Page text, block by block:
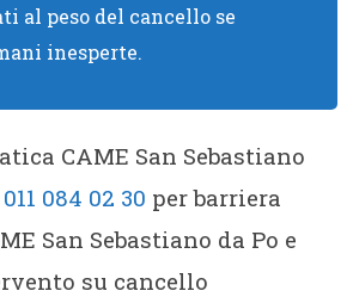
al peso del cancello se
inesperte.
CAME San Sebastiano
011 084 02 30 per barriera
San Sebastiano da Po e
su cancello